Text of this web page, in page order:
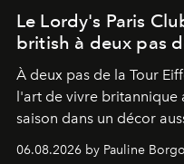
Le Lordy's Paris
british à deux pas
À deux pas de la Tour
l'art de vivre britannique
saison dans un décor
06.08.2026 by Pauline